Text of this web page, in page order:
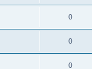
0
0
0